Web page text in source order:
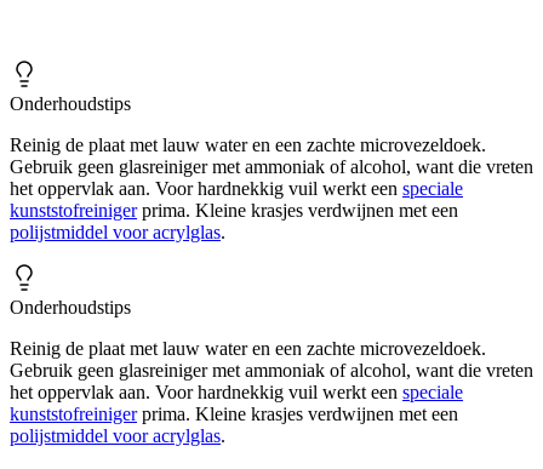
Onderhoudstips
Reinig de plaat met lauw water en een zachte microvezeldoek.
Gebruik geen glasreiniger met ammoniak of alcohol, want die vreten
het oppervlak aan. Voor hardnekkig vuil werkt een speciale
kunststofreinigerprima. Kleine krasjes verdwijnen met een
polijstmiddel voor acrylglas.
Onderhoudstips
Reinig de plaat met lauw water en een zachte microvezeldoek.
Gebruik geen glasreiniger met ammoniak of alcohol, want die vreten
het oppervlak aan. Voor hardnekkig vuil werkt een speciale
kunststofreinigerprima. Kleine krasjes verdwijnen met een
polijstmiddel voor acrylglas.